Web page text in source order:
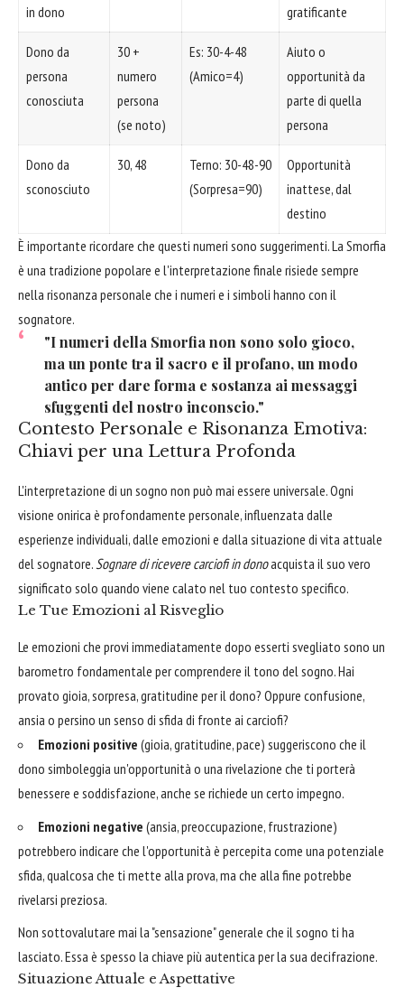
in dono gratificante
Dono da
persona
conosciuta
30 +
numero
persona
(se noto)
Es: 30-4-48
(Amico=4)
Aiuto o
opportunità da
parte di quella
persona
Dono da
sconosciuto
30, 48
Terno: 30-48-90
(Sorpresa=90)
Opportunità
inattese, dal
destino
È importante ricordare che questi numeri sono suggerimenti. La Smorfia
è una tradizione popolare e l'interpretazione finale risiede sempre
nella risonanza personale che i numeri e i simboli hanno con il
sognatore.
"I numeri della Smorfia non sono solo gioco,
ma un ponte tra il sacro e il profano, un modo
antico per dare forma e sostanza ai messaggi
sfuggenti del nostro inconscio."
Contesto Personale e Risonanza Emotiva:
Chiavi per una Lettura Profonda
L'interpretazione di un sogno non può mai essere universale. Ogni
visione onirica è profondamente personale, influenzata dalle
esperienze individuali, dalle emozioni e dalla situazione di vita attuale
del sognatore.Sognare di ricevere carciofi in donoacquista il suo vero
significato solo quando viene calato nel tuo contesto specifico.
Le Tue Emozioni al Risveglio
Le emozioni che provi immediatamente dopo esserti svegliato sono un
barometro fondamentale per comprendere il tono del sogno. Hai
provato gioia, sorpresa, gratitudine per il dono? Oppure confusione,
ansia o persino un senso di sfida di fronte ai carciofi?
Emozioni positive (gioia, gratitudine, pace) suggeriscono che il
dono simboleggia un'opportunità o una rivelazione che ti porterà
benessere e soddisfazione, anche se richiede un certo impegno.
Emozioni negative (ansia, preoccupazione, frustrazione)
potrebbero indicare che l'opportunità è percepita come una potenziale
sfida, qualcosa che ti mette alla prova, ma che alla fine potrebbe
rivelarsi preziosa.
Non sottovalutare mai la "sensazione" generale che il sogno ti ha
lasciato. Essa è spesso la chiave più autentica per la sua decifrazione.
Situazione Attuale e Aspettative